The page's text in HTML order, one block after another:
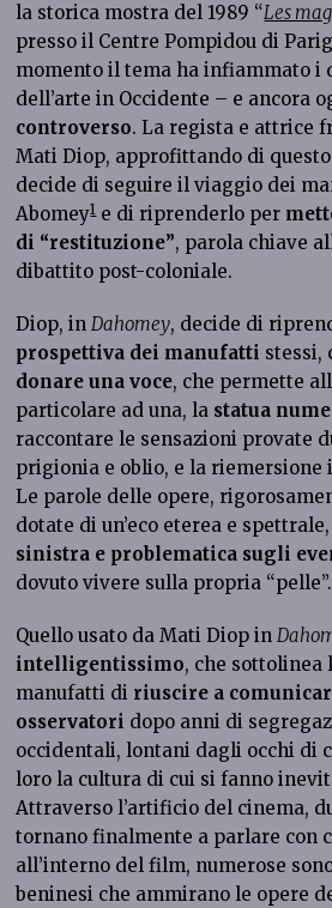
la storica mostra del 1989 “Les
presso il Centre Pompidou di
momento il tema ha infiammato i
dell’arte in Occidente – e ancora
controverso. La regista e attrice
Mati Diop, approfittando di
decide di seguire il viaggio dei
Abomey1e di riprenderlo per
di “restituzione”, parola chiave
dibattito post-coloniale.
Diop, inDahomey, decide di
prospettiva dei manufatti stessi,
donare una voce, che permette
particolare ad una, la statua
raccontare le sensazioni provate
prigionia e oblio, e la riemersione
Le parole delle opere,
dotate di un’eco eterea e
sinistra e problematica sugli
dovuto vivere sulla propria “pelle”.
Quello usato da Mati Diop in
intelligentissimo, che sottolinea
manufatti di riuscire a
osservatori dopo anni di
occidentali, lontani dagli occhi di
loro la cultura di cui si fanno
Attraverso l’artificio del cinema,
tornano finalmente a parlare con
all’interno del film, numerose
beninesi che ammirano le opere